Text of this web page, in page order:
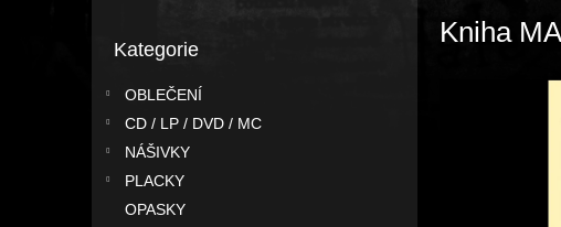
Přeskočit
Kategorie
OBLEČENÍ
CD / LP / DVD / MC
NÁŠIVKY
PLACKY
OPASKY
Kniha